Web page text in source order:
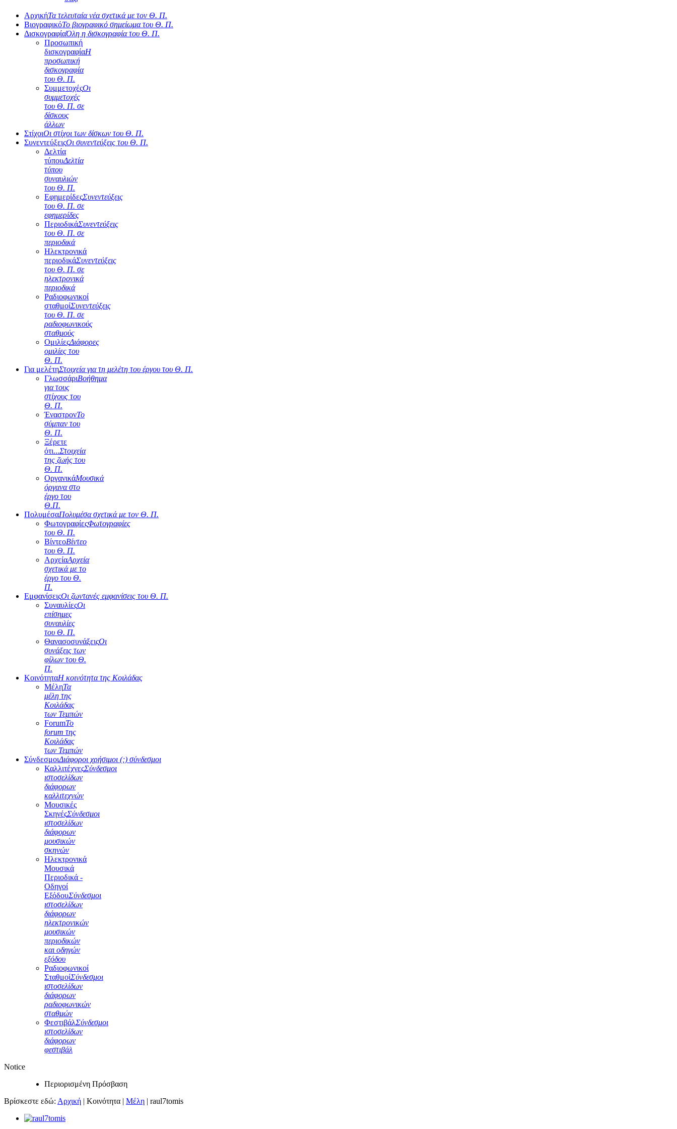
ΑρχικήΤα τελευταία νέα σχετικά με τον Θ. Π.
ΒιογραφικόΤο βιογραφικό σημείωμα του Θ. Π.
ΔισκογραφίαΌλη η δισκογραφία του Θ. Π.
Προσωπική
δισκογραφίαΗ
προσωπική
δισκογραφία
του Θ. Π.
ΣυμμετοχέςΟι
συμμετοχές
του Θ. Π. σε
δίσκους
άλλων
ΣτίχοιΟι στίχοι των δίσκων του Θ. Π.
ΣυνεντεύξειςΟι συνεντεύξεις του Θ. Π.
Δελτία
τύπουΔελτία
τύπου
συναυλιών
του Θ. Π.
ΕφημερίδεςΣυνεντεύξεις
του Θ. Π. σε
εφημερίδες
ΠεριοδικάΣυνεντεύξεις
του Θ. Π. σε
περιοδικά
Ηλεκτρονικά
περιοδικάΣυνεντεύξεις
του Θ. Π. σε
ηλεκτρονικά
περιοδικά
Ραδιοφωνικοί
σταθμοίΣυνεντεύξεις
του Θ. Π. σε
ραδιοφωνικούς
σταθμούς
ΟμιλίεςΔιάφορες
ομιλίες του
Θ. Π.
Για μελέτηΣτοιχεία για τη μελέτη του έργου του Θ. Π.
ΓλωσσάριΒοήθημα
για τους
στίχους του
Θ. Π.
ΈναστρονΤο
σύμπαν του
Θ. Π.
Ξέρετε
ότι...Στοιχεία
της ζωής του
Θ. Π.
ΟργανικάΜουσικά
όργανα στο
έργο του
Θ.Π.
ΠολυμέσαΠολυμέσα σχετικά με τον Θ. Π.
ΦωτογραφίεςΦωτογραφίες
του Θ. Π.
ΒίντεοΒίντεο
του Θ. Π.
ΑρχείαΑρχεία
σχετικά με το
έργο του Θ.
Π.
ΕμφανίσειςΟι ζωντανές εμφανίσεις του Θ. Π.
ΣυναυλίεςΟι
επίσημες
συναυλίες
του Θ. Π.
ΘανασοσυνάξειςΟι
συνάξεις των
φίλων του Θ.
Π.
ΚοινότηταΗ κοινότητα της Κοιλάδας
ΜέληΤα
μέλη της
Κοιλάδας
των Τεμπών
ForumΤο
forum της
Κοιλάδας
των Τεμπών
ΣύνδεσμοιΔιάφοροι χρήσιμοι (;) σύνδεσμοι
ΚαλλιτέχνεςΣύνδεσμοι
ιστοσελίδων
διάφορων
καλλιτεχνών
Μουσικές
ΣκηνέςΣύνδεσμοι
ιστοσελίδων
διάφορων
μουσικών
σκηνών
Ηλεκτρονικά
Μουσικά
Περιοδικά -
Οδηγοί
ΕξόδουΣύνδεσμοι
ιστοσελίδων
διάφορων
ηλεκτρονικών
μουσικών
περιοδικών
και οδηγών
εξόδου
Ραδιοφωνικοί
ΣταθμοίΣύνδεσμοι
ιστοσελίδων
διάφορων
ραδιοφωνικών
σταθμών
ΦεστιβάλΣύνδεσμοι
ιστοσελίδων
διάφορων
φεστιβάλ
Notice
Περιορισμένη Πρόσβαση
Βρίσκεστε εδώ: Αρχική | Κοινότητα | Μέλη | raul7tomis